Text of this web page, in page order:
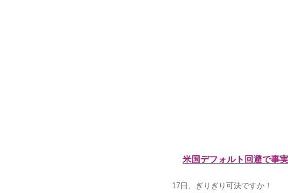
米国デフォルト回避で事
17日、ぎりぎり可決ですか！